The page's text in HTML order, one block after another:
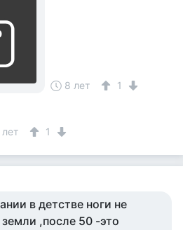
8 лет 1
1
в детстве ноги не
,после 50 -это